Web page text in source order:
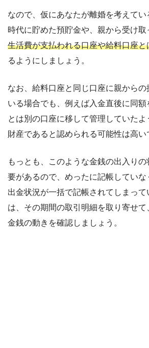
なので、仮にあなたが離婚を考えて
時代に貯めた預貯金や、親から受け取
生活費が支払われる口座や給料口座
るようにしましょう。
なお、給料口座と同じ口座に親から
いる場合でも、例えば入金直後に同
とは別の口座に移して管理していた
財産であると認められる可能性は高い
もっとも、このような金銭の出入り
要があるので、めったに記帳していな
出金状況が一括で記帳されてしまって
は、その期間の取引明細を取り寄せ
金銭の動きを確認しましょう。